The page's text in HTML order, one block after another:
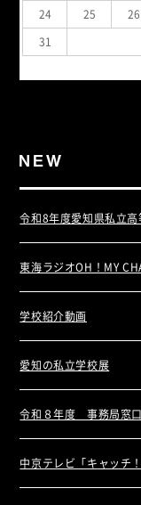
24
25 26
31
令和8年度愛知県私立
東海ラジオOH！MY
学校紹介動画
愛知の私立学校展
令和８年度 事務局窓
中京テレビ「キャッチ